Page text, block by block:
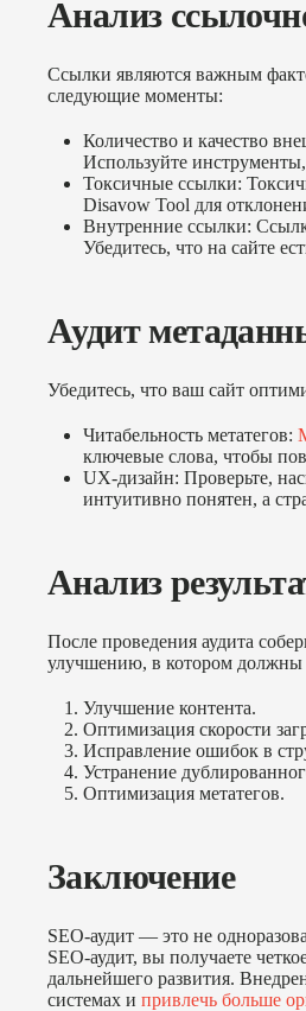
Анализ
Ссылки являются важным
следующие моменты:
Количество и качество
Используйте
Токсичные ссылки:
Disavow Tool для
Внутренние ссылки:
Убедитесь, что на сайте
Аудит
Убедитесь, что ваш сайт
Читабельность метатегов:
ключевые слова, чтобы
UX-дизайн: Проверьте,
интуитивно понятен, а
Анализ
После проведения аудита
улучшению, в котором должны
Улучшение контента.
Оптимизация скорости
Исправление ошибок в
Устранение
Оптимизация метатегов.
Заключение
SEO-аудит — это не
SEO-аудит, вы получаете
дальнейшего развития.
системах и привлечь больше